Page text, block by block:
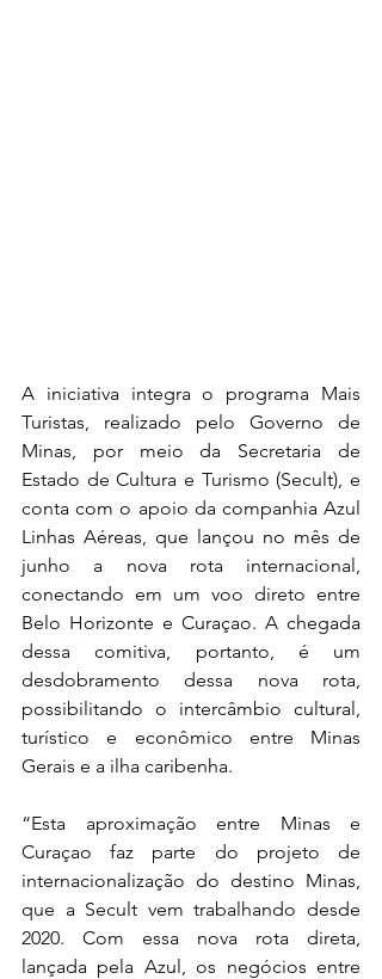
A iniciativa integra o programa Mais
Turistas, realizado pelo Governo de
Minas, por meio da Secretaria de
Estado de Cultura e Turismo (Secult), e
conta com o apoio da companhia Azul
Linhas Aéreas, que lançou no mês de
junho a nova rota internacional,
conectando em um voo direto entre
Belo Horizonte e Curaçao. A chegada
dessa comitiva, portanto, é um
desdobramento dessa nova rota,
possibilitando o intercâmbio cultural,
turístico e econômico entre Minas
Gerais e a ilha caribenha.
“Esta aproximação entre Minas e
Curaçao faz parte do projeto de
internacionalização do destino Minas,
que a Secult vem trabalhando desde
2020. Com essa nova rota direta,
lançada pela Azul, os negócios entre